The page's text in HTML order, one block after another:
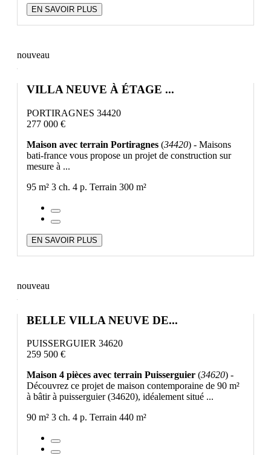
EN SAVOIR PLUS
nouveau
VILLA NEUVE À ÉTAGE ...
PORTIRAGNES 34420
277 000 €
Maison avec terrain Portiragnes (34420) - Maisons
bati-france vous propose un projet de construction sur
mesure à ...
95 m² 3 ch. 4 p. Terrain 300 m²
EN SAVOIR PLUS
nouveau
BELLE VILLA NEUVE DE...
PUISSERGUIER 34620
259 500 €
Maison 4 pièces avec terrain Puisserguier (34620) -
Découvrez ce projet de maison contemporaine de 90 m²
à bâtir à puisserguier (34620), idéalement situé ...
90 m² 3 ch. 4 p. Terrain 440 m²